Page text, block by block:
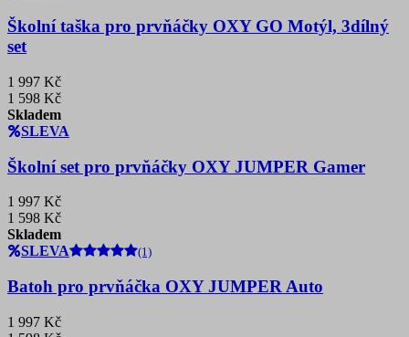
Školní taška pro prvňáčky OXY GO Motýl, 3dílný
set
1 997 Kč
1 598 Kč
Skladem
SLEVA
Školní set pro prvňáčky OXY JUMPER Gamer
1 997 Kč
1 598 Kč
Skladem
SLEVA
(1)
Batoh pro prvňáčka OXY JUMPER Auto
1 997 Kč